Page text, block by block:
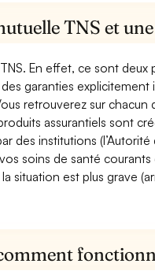
TNS et
En effet, ce sont deux
garanties
retrouverez sur chacun
assurantiels sont
des institutions
soins de santé
situation est plus grave